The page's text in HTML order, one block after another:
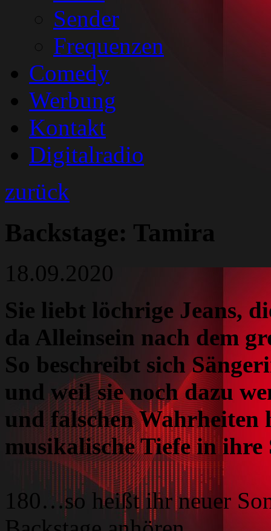
Sender
Frequenzen
Comedy
Werbung
Kontakt
Digitalradio
zurück
Backstage: Tamira
18.09.2020
Sie liebt löchrige Jeans,
da Alleinsein nach dem
So beschreibt sich
und weil sie noch dazu
und falschen
musikalische Tiefe in ihre
180…so heißt ihr neuer